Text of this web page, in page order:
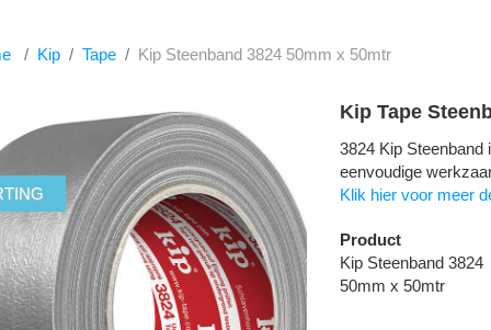
Kip Tape Kip Steenband 3824 50mm x 50mtr
Kip Tape
3824 Kip
eenvoudige
Klik hier voor meer
Product
Kip Steenband 3824
50mm x 50mtr